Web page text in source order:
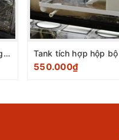
Tank tích hợp hộp bộ dụng cụ đen size 40x20,7x23,3cm
550.000₫